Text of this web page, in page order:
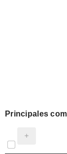
Principales